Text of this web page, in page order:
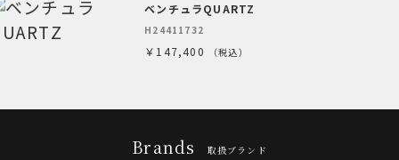
ベンチュラQUARTZ
H24411732
￥147,400 （税込）
Brands 取扱ブランド